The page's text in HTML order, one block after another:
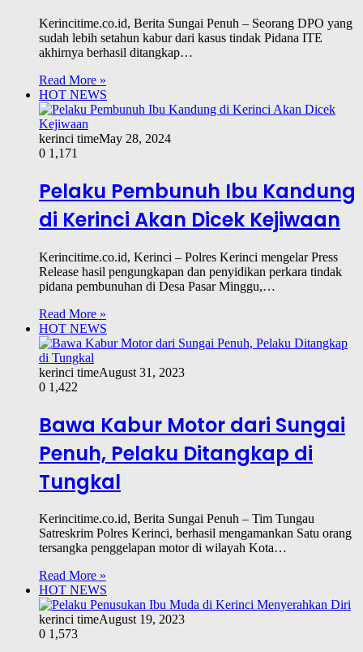
Kerincitime.co.id, Berita Sungai Penuh – Seorang DPO yang
sudah lebih setahun kabur dari kasus tindak Pidana ITE
akhirnya berhasil ditangkap…
Read More »
HOT NEWS
kerinci timeMay 28, 2024
0 1,171
Pelaku Pembunuh Ibu Kandung
di Kerinci Akan Dicek Kejiwaan
Kerincitime.co.id, Kerinci – Polres Kerinci mengelar Press
Release hasil pengungkapan dan penyidikan perkara tindak
pidana pembunuhan di Desa Pasar Minggu,…
Read More »
HOT NEWS
kerinci timeAugust 31, 2023
0 1,422
Bawa Kabur Motor dari Sungai
Penuh, Pelaku Ditangkap di
Tungkal
Kerincitime.co.id, Berita Sungai Penuh – Tim Tungau
Satreskrim Polres Kerinci, berhasil mengamankan Satu orang
tersangka penggelapan motor di wilayah Kota…
Read More »
HOT NEWS
kerinci timeAugust 19, 2023
0 1,573